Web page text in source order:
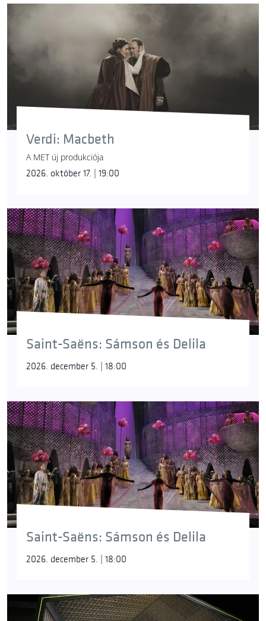
Verdi: Macbeth
A MET új produkciója
2026. október 17. | 19:00
Saint-Saëns: Sámson és Delila
2026. december 5. | 18:00
Saint-Saëns: Sámson és Delila
2026. december 5. | 18:00